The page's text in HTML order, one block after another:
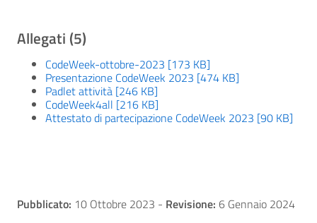
Allegati (5)
CodeWeek-ottobre-2023 [173 KB]
Presentazione CodeWeek 2023 [474 KB]
Padlet attività [246 KB]
CodeWeek4all [216 KB]
Attestato di partecipazione CodeWeek 2023 [90 KB]
Pubblicato: 10 Ottobre 2023 - Revisione: 6 Gennaio 2024